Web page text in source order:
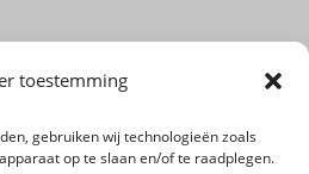
toestemming
gebruiken wij technologieën zoals
op te slaan en/of te raadplegen.
actie of promotie!